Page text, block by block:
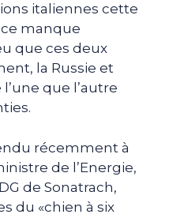
italiennes cette
manque
que ces deux
la Russie et
que l’autre
récemment à
de l’Energie,
de Sonatrach,
du «chien à six